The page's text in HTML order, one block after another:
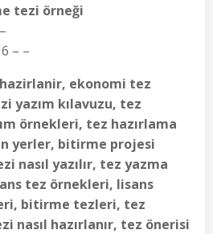
tezi örneği
– –
ekonomi tez
yazım kılavuzu, tez
örnekleri, tez hazırlama
yerler, bitirme projesi
nasıl yazılır, tez yazma
tez örnekleri, lisans
bitirme tezleri, tez
nasıl hazırlanır, tez önerisi